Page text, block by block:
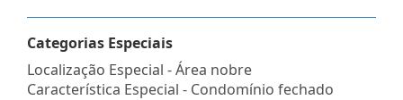
Categorias Especiais
Localização Especial - Área nobre
Característica Especial - Condomínio fechado